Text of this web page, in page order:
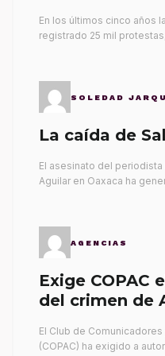
En los últimos cinco años
registrado 25 mil
SOLEDAD
La caída de
El asesinato del
Aguilar en Oaxaca ha
AGENCIAS
Exige COPAC
del crimen de
El Club de
(COPAC) ha exigido a